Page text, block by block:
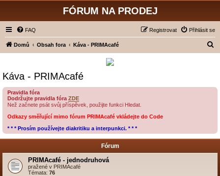
FÓRUM NA PRODEJ
FAQ Přihlásit se
Registrovat
Domů Obsah fora Káva - PRIMAcafé
a
Káva - PRIMAcafé
Pravidla fóra
Dodržujte pravidla fóra ZDE
Než začnete psát svůj příspěvek, použijte funkci Hledat.
Odkazy směřující mimo fórum PRIMAcafé vkládejte do Code
* * * Prosím používejte diakritiku a interpunkci. * * *
Fórum
PRIMAcafé - jednodruhová
pražené v PRIMAcafé
Témata: 76